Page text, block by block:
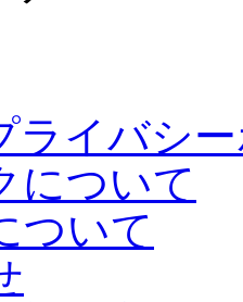
ライバシ
について
ついて